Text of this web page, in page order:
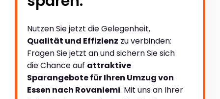
Nutzen Sie jetzt die Gelegenheit,
Qualität und Effizienz zu verbinden:
Fragen Sie jetzt an und sichern Sie sich
die Chance auf attraktive
Sparangebote für Ihren Umzug von
Essen nach Rovaniemi. Mit uns an Ihrer